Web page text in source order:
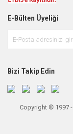
E-Bülten Üyeliği
Bizi Takip Edin
Copyright © 1997 -